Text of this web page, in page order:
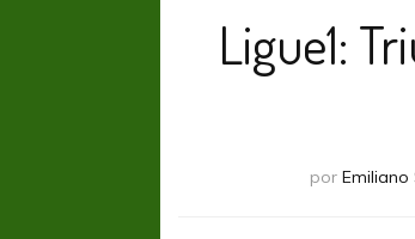
Ligue1:
por Emiliano